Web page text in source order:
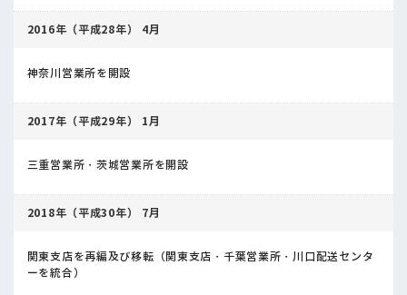
2016年（平成28年） 4月
神奈川営業所を開設
2017年（平成29年） 1月
三重営業所・茨城営業所を開設
2018年（平成30年） 7月
関東支店を再編及び移転（関東支店・千葉営業所・川口配送センタ
ーを統合）